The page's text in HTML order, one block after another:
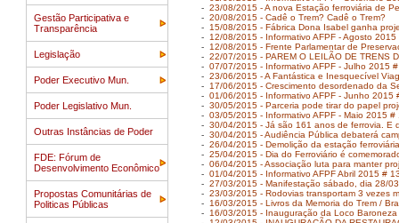
Gestão Participativa e
Transparência
Legislação
Poder Executivo Mun.
Poder Legislativo Mun.
Outras Instâncias de Poder
FDE: Fórum de
Desenvolvimento Econômico
Propostas Comunitárias de
Politicas Públicas
- 23/08/2015 - A nova Estação ferroviária de
- 20/08/2015 - Cadê o Trem? Cadê o Trem?
- 15/08/2015 - Fábrica Dona Isabel ganha
- 12/08/2015 - Informativo AFPF - Agosto 2015
- 12/08/2015 - Frente Parlamentar de
- 22/07/2015 - PAREM O LEILÃO DE TRENS
- 07/07/2015 - Informativo AFPF - Julho 2015
- 23/06/2015 - A Fantástica e Inesquecível
- 17/06/2015 - Crescimento desordenado da
- 01/06/2015 - Informativo AFPF - Junho 2015
- 30/05/2015 - Parceria pode tirar do papel
- 03/05/2015 - Informativo AFPF - Maio 2015 #
- 30/04/2015 - Já são 161 anos de ferrovia. E
- 30/04/2015 - Audiência Pública debaterá
- 26/04/2015 - Demolição da estação
- 25/04/2015 - Dia do Ferroviário é
- 06/04/2015 - Associação luta para manter
- 01/04/2015 - Informativo AFPF Abril 2015 #
- 27/03/2015 - Manifestação sábado, dia 28/
- 23/03/2015 - Rodovias transportam 3 vezes
- 16/03/2015 - Livros da Memoria do Trem /
- 16/03/2015 - Inauguração da Loco